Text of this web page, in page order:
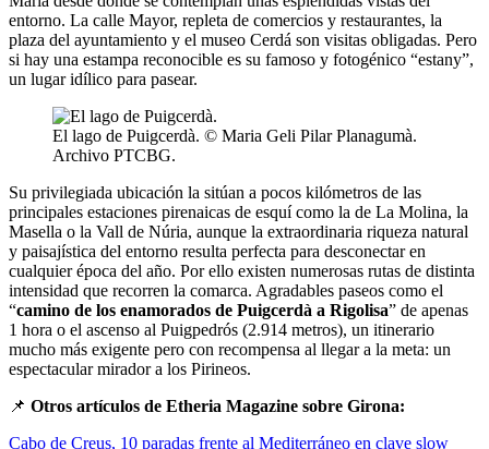
entorno. La calle Mayor, repleta de comercios y restaurantes, la
plaza del ayuntamiento y el museo Cerdá son visitas obligadas. Pero
si hay una estampa reconocible es su famoso y fotogénico “estany”,
un lugar idílico para pasear.
El lago de Puigcerdà. © Maria Geli Pilar Planagumà.
Archivo PTCBG.
Su privilegiada ubicación la sitúan a pocos kilómetros de las
principales estaciones pirenaicas de esquí como la de La Molina, la
Masella o la Vall de Núria, aunque la extraordinaria riqueza natural
y paisajística del entorno resulta perfecta para desconectar en
cualquier época del año. Por ello existen numerosas rutas de distinta
intensidad que recorren la comarca. Agradables paseos como el
“camino de los enamorados de Puigcerdà a Rigolisa” de apenas
1 hora o el ascenso al Puigpedrós (2.914 metros), un itinerario
mucho más exigente pero con recompensa al llegar a la meta: un
espectacular mirador a los Pirineos.
📌 Otros artículos de Etheria Magazine sobre Girona:
Cabo de Creus, 10 paradas frente al Mediterráneo en clave slow